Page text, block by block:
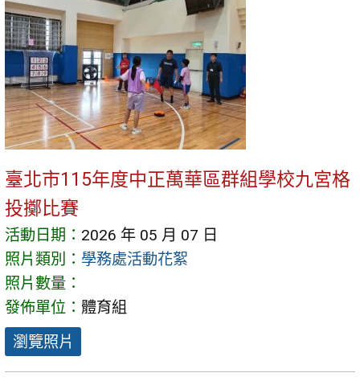
臺北市115年度中正萬華區群組學校九宮格
投擲比賽
活動日期： 2026 年 05 月 07 日
照片類別： 學務處活動花絮
照片數量：
發佈單位： 體育組
瀏覽照片